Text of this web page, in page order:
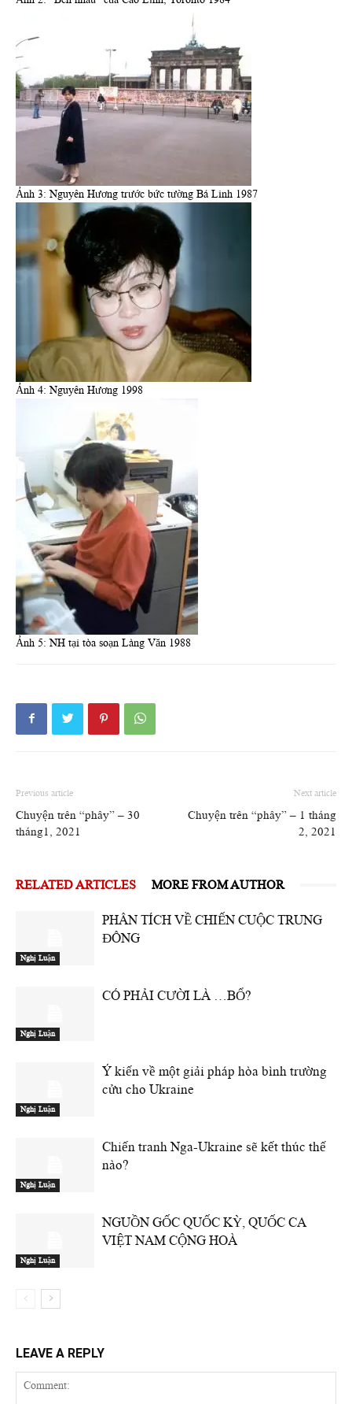
Ảnh 3: Nguyên Hương trước bức tường Bá Linh 1987
Ảnh 4: Nguyên Hương 1998
Ảnh 5: NH tại tòa soạn Làng Văn 1988
Previous article
Chuyện trên “phây” – 30
tháng1, 2021
Next article
Chuyện trên “phây” – 1 tháng
2, 2021
RELATED ARTICLES MORE FROM AUTHOR
Nghị Luận
PHÂN TÍCH VỀ CHIẾN CUỘC TRUNG
ĐÔNG
Nghị Luận
CÓ PHẢI CƯỜI LÀ …BỔ?
Nghị Luận
Ý kiến về một giải pháp hòa bình trường
cửu cho Ukraine
Nghị Luận
Chiến tranh Nga-Ukraine sẽ kết thúc thế
nào?
Nghị Luận
NGUỒN GỐC QUỐC KỲ, QUỐC CA
VIỆT NAM CỘNG HOÀ
LEAVE A REPLY